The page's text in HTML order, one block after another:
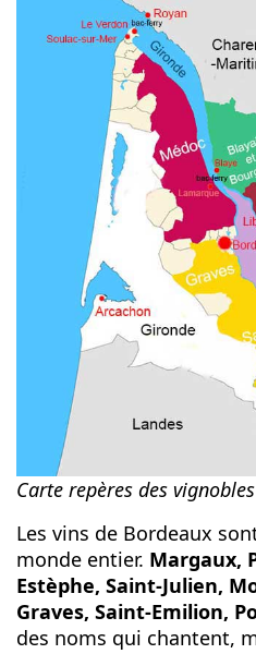
Carte repères des
Les vins de Bordeaux
monde entier. Margaux,
Estèphe, Saint-Julien,
Graves, Saint-Emilion,
des noms qui chantent,